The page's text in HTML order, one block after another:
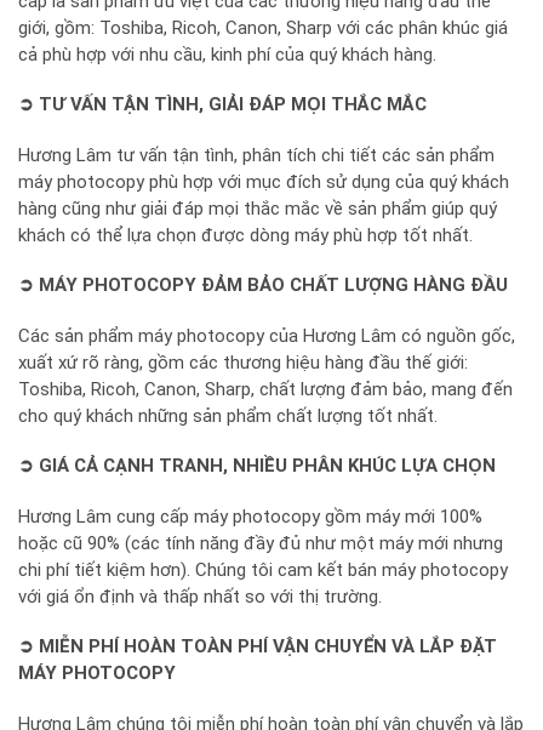
giới, gồm: Toshiba, Ricoh, Canon, Sharp với các phân khúc giá
cả phù hợp với nhu cầu, kinh phí của quý khách hàng.
➲ TƯ VẤN TẬN TÌNH, GIẢI ĐÁP MỌI THẮC MẮC
Hương Lâm tư vấn tận tình, phân tích chi tiết các sản phẩm
máy photocopy phù hợp với mục đích sử dụng của quý khách
hàng cũng như giải đáp mọi thắc mắc về sản phẩm giúp quý
khách có thể lựa chọn được dòng máy phù hợp tốt nhất.
➲ MÁY PHOTOCOPY ĐẢM BẢO CHẤT LƯỢNG HÀNG ĐẦU
Các sản phẩm máy photocopy của Hương Lâm có nguồn gốc,
xuất xứ rõ ràng, gồm các thương hiệu hàng đầu thế giới:
Toshiba, Ricoh, Canon, Sharp, chất lượng đảm bảo, mang đến
cho quý khách những sản phẩm chất lượng tốt nhất.
➲ GIÁ CẢ CẠNH TRANH, NHIỀU PHÂN KHÚC LỰA CHỌN
Hương Lâm cung cấp máy photocopy gồm máy mới 100%
hoặc cũ 90% (các tính năng đầy đủ như một máy mới nhưng
chi phí tiết kiệm hơn). Chúng tôi cam kết bán máy photocopy
với giá ổn định và thấp nhất so với thị trường.
➲ MIỄN PHÍ HOÀN TOÀN PHÍ VẬN CHUYỂN VÀ LẮP ĐẶT
MÁY PHOTOCOPY
Hương Lâm chúng tôi miễn phí hoàn toàn phí vận chuyển và lắp